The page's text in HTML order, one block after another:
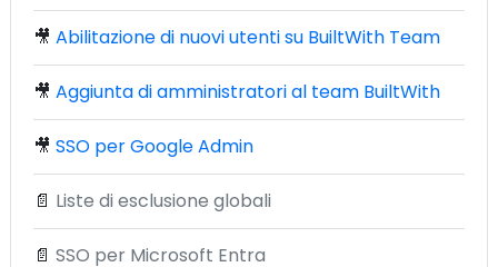
🎥 Abilitazione di nuovi utenti su BuiltWith Team
🎥 Aggiunta di amministratori al team BuiltWith
🎥 SSO per Google Admin
📄 Liste di esclusione globali
📄 SSO per Microsoft Entra